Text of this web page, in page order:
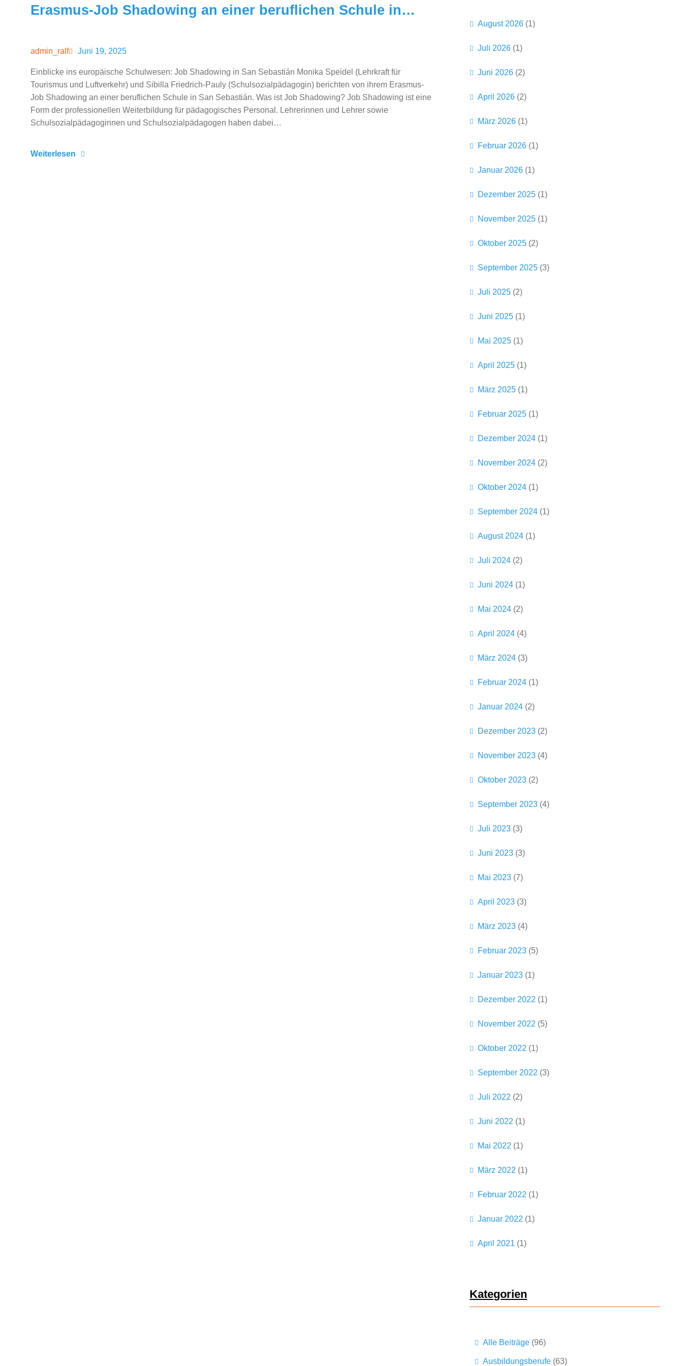
Erasmus-Job Shadowing an einer beruflichen Schule in…
admin_ralf Juni 19, 2025
Einblicke ins europäische Schulwesen: Job Shadowing in San Sebastián Monika Speidel (Lehrkraft für
Tourismus und Luftverkehr) und Sibilla Friedrich-Pauly (Schulsozialpädagogin) berichten von ihrem Erasmus-
Job Shadowing an einer beruflichen Schule in San Sebastián. Was ist Job Shadowing? Job Shadowing ist eine
Form der professionellen Weiterbildung für pädagogisches Personal. Lehrerinnen und Lehrer sowie
Schulsozialpädagoginnen und Schulsozialpädagogen haben dabei…
Weiterlesen
August 2026 (1)
Juli 2026 (1)
Juni 2026 (2)
April 2026 (2)
März 2026 (1)
Februar 2026 (1)
Januar 2026 (1)
Dezember 2025 (1)
November 2025 (1)
Oktober 2025 (2)
September 2025 (3)
Juli 2025 (2)
Juni 2025 (1)
Mai 2025 (1)
April 2025 (1)
März 2025 (1)
Februar 2025 (1)
Dezember 2024 (1)
November 2024 (2)
Oktober 2024 (1)
September 2024 (1)
August 2024 (1)
Juli 2024 (2)
Juni 2024 (1)
Mai 2024 (2)
April 2024 (4)
März 2024 (3)
Februar 2024 (1)
Januar 2024 (2)
Dezember 2023 (2)
November 2023 (4)
Oktober 2023 (2)
September 2023 (4)
Juli 2023 (3)
Juni 2023 (3)
Mai 2023 (7)
April 2023 (3)
März 2023 (4)
Februar 2023 (5)
Januar 2023 (1)
Dezember 2022 (1)
November 2022 (5)
Oktober 2022 (1)
September 2022 (3)
Juli 2022 (2)
Juni 2022 (1)
Mai 2022 (1)
März 2022 (1)
Februar 2022 (1)
Januar 2022 (1)
April 2021 (1)
Kategorien
Alle Beiträge (96)
Ausbildungsberufe (63)